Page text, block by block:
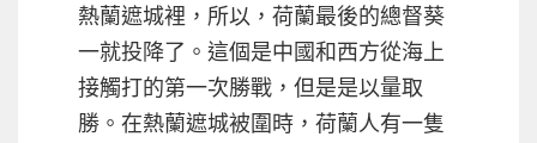
熱蘭遮城裡，所以，荷蘭最後的總督葵
一就投降了。這個是中國和西方從海上
接觸打的第一次勝戰，但是是以量取
勝。在熱蘭遮城被圍時，荷蘭人有一隻